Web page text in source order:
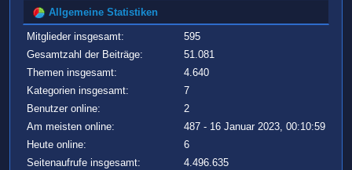
Allgemeine Statistiken
Mitglieder insgesamt:
595
Gesamtzahl der Beiträge:
51.081
Themen insgesamt:
4.640
Kategorien insgesamt:
7
Benutzer online:
2
Am meisten online:
487 - 16 Januar 2023, 00:10:59
Heute online:
6
Seitenaufrufe insgesamt:
4.496.635